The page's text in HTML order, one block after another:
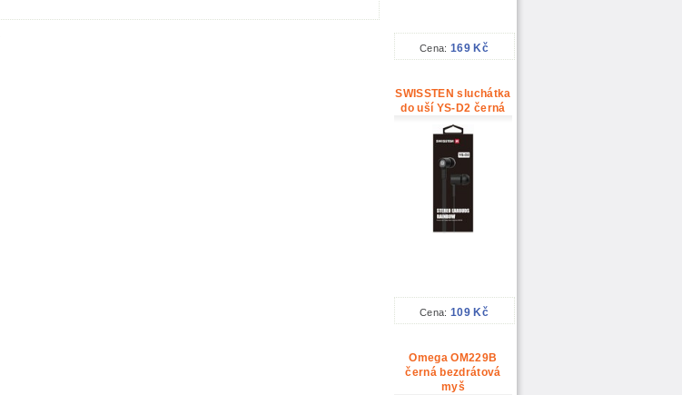
Cena: 169 Kč
SWISSTEN sluchátka
do uší YS-D2 černá
Cena: 109 Kč
Omega OM229B
černá bezdrátová
myš